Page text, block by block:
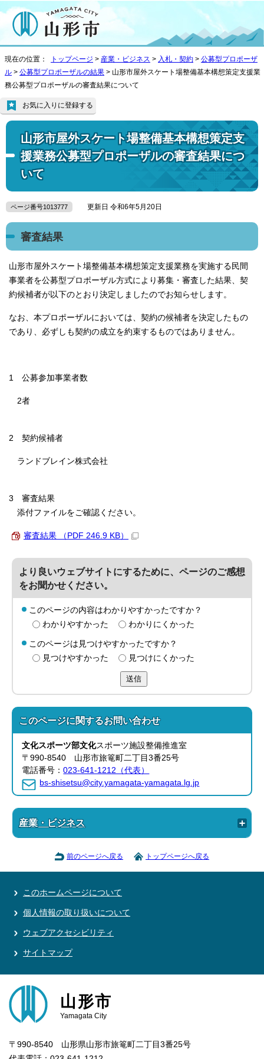
現在の位置： トップページ > 産業・ビジネス > 入札・契約 > 公募型プロポーザ
ル > 公募型プロポーザルの結果 > 山形市屋外スケート場整備基本構想策定支援業
務公募型プロポーザルの審査結果について
山形市屋外スケート場整備基本構想策定支
援業務公募型プロポーザルの審査結果につ
いて
お気に入りに登録する
ページ番号1013777 更新日 令和6年5月20日
審査結果
山形市屋外スケート場整備基本構想策定支援業務を実施する民間
事業者を公募型プロポーザル方式により募集・審査した結果、契
約候補者が以下のとおり決定しましたのでお知らせします。
なお、本プロポーザルにおいては、契約の候補者を決定したもの
であり、必ずしも契約の成立を約束するものではありません。
1 公募参加事業者数
2者
2 契約候補者
ランドブレイン株式会社
3 審査結果
添付ファイルをご確認ください。
審査結果 （PDF 246.9 KB）
より良いウェブサイトにするために、ページのご感想
をお聞かせください。
このページの内容はわかりやすかったですか？
わかりやすかった
わかりにくかった
このページは見つけやすかったですか？
見つけやすかった
見つけにくかった
送信
このページに関するお問い合わせ
文化スポーツ部文化スポーツ施設整備推進室
〒990-8540 山形市旅篭町二丁目3番25号
電話番号：023-641-1212（代表）
bs-shisetsu@city.yamagata-yamagata.lg.jp
産業・ビジネス
前のページへ戻る トップページへ戻る
このホームページについて
個人情報の取り扱いについて
ウェブアクセシビリティ
サイトマップ
山形市
Yamagata City
〒990-8540 山形県山形市旅篭町二丁目3番25号